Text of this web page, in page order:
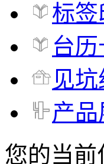
标签
台
见
产
您的当前